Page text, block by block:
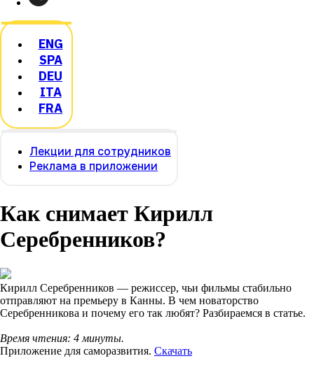
ENG
SPA
DEU
ITA
FRA
Лекции для сотрудников
Реклама в приложении
Как снимает Кирилл
Серебренников?
Кирилл Серебренников — режиссер, чьи фильмы стабильно
отправляют на премьеру в Канны. В чем новаторство
Серебренникова и почему его так любят? Разбираемся в статье.
Время чтения: 4 минуты.
Приложение для саморазвития. Скачать